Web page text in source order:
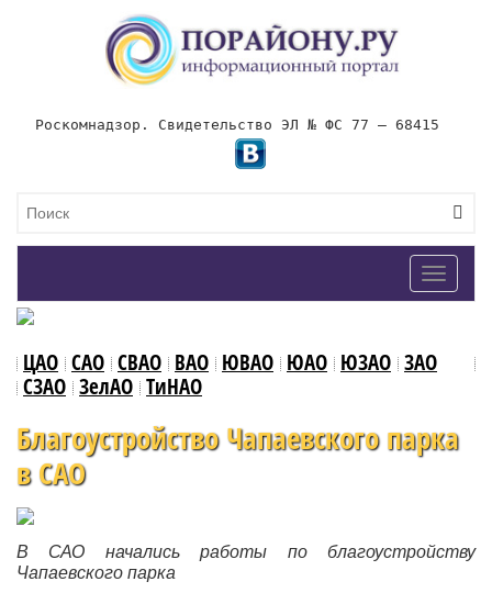
Роскомнадзор. Свидетельство ЭЛ № ФС 77 – 68415
Toggle
ЦАО САО СВАО ВАО ЮВАО ЮАО ЮЗАО ЗАО
СЗАО ЗелАО ТиНАО
Благоустройство Чапаевского парка
в САО
В САО начались работы по благоустройству
Чапаевского парка